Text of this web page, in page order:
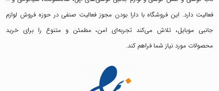
فعالیت دارد. این فروشگاه با دارا بودن مجوز فعالیت صنفی در حوزه فروش لوازم
جانبی موبایل، تلاش می‌کند تجربه‌ای امن، مطمئن و متنوع را برای خرید
محصولات مورد نیاز شما فراهم کند.